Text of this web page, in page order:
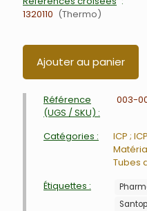
1320110
Thermo
Ajouter au panier
Référence
(UGS / SKU) :
003-
Catégories :
ICP ;
Tubes
Étiquettes :